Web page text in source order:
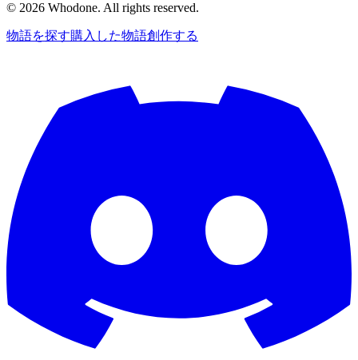
© 2026 Whodone. All rights reserved.
物語を探す購入した物語創作する